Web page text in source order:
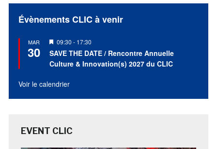
Évènements CLIC à venir
MAR
30
Mis
en
avant
09:30 - 17:30
SAVE THE DATE / Rencontre Annuelle
Culture & Innovation(s) 2027 du CLIC
Voir le calendrier
EVENT CLIC